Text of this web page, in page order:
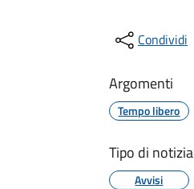
Condividi
Argomenti
Tempo libero
Tipo di notizia
Avvisi